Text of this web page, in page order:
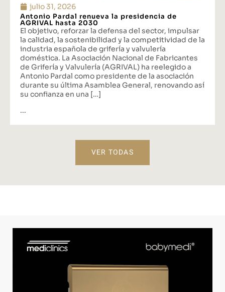
julio 31, 2026
Antonio Pardal renueva la presidencia de
AGRIVAL hasta 2030
El objetivo, reforzar la defensa del sector, impulsar
la calidad, la sostenibilidad y la competitividad de la
industria española de grifería y valvulería
doméstica. La Asociación Nacional de Fabricantes
de Grifería y Valvulería (AGRIVAL) ha reelegido a
Antonio Pardal como presidente de la asociación
durante su última Asamblea General, renovando así
su confianza en una […]
VER TODAS